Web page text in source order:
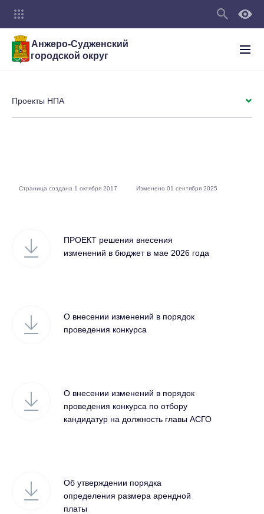
Анжеро-Судженский
городской округ
ПРОЕКТ решения внесения
изменений в бюджет в мае 2026 года
О внесении изменений в порядок
проведения конкурса
О внесении изменений в порядок
проведения конкурса по отбору
кандидатур на должность главы АСГО
Об утверждении порядка
определения размера арендной
платы
Проекты НПА
Страница создана 1 октября 2017 Изменено 01 сентября 2025